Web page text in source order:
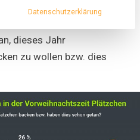
im Auftrag des
dieses Jahr
zu wollen bzw. dies
Datenschutzerklärung